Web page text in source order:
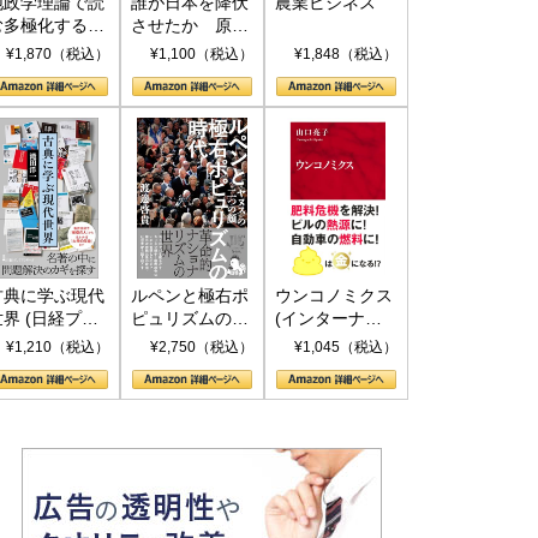
多極化する世
トランプと
¥1,870（税込）
させたか 原爆
投下、ソ連参
(PHP新書)
¥1,100（税込） ¥1,848（税込）
典に学ぶ現代
界 (日経プレ
アシリーズ)
¥1,210（税込）
ルペンと極右ポ
ピュリズムの時
代：〈ヤヌス〉
¥2,750（税込）
ウンコノミクス
(インターナシ
ョナル新書)
¥1,045（税込）